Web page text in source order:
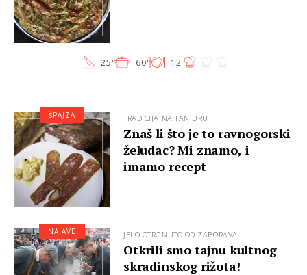
25' 60' 12
TRADICIJA NA TANJURU
Znaš li što je to ravnogorski
želudac? Mi znamo, i
imamo recept
ŠPAJZA
JELO OTRGNUTO OD ZABORAVA
Otkrili smo tajnu kultnog
skradinskog rižota!
NAJAVE